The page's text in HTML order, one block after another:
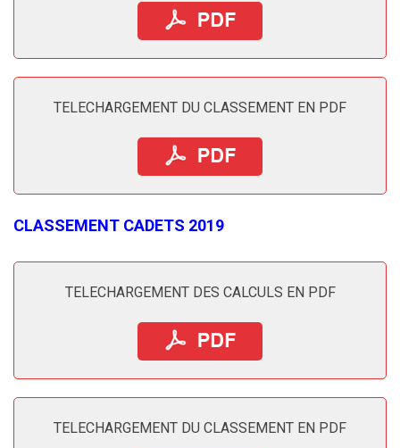
TELECHARGEMENT DU CLASSEMENT EN PDF
CLASSEMENT CADETS 2019
TELECHARGEMENT DES CALCULS EN PDF
TELECHARGEMENT DU CLASSEMENT EN PDF